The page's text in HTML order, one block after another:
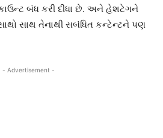
બંધ કરી દીધા છે. અને હેશટેગને
સાથ તેનાથી સબંધિત કન્ટેન્ટને પણ
- Advertisement -